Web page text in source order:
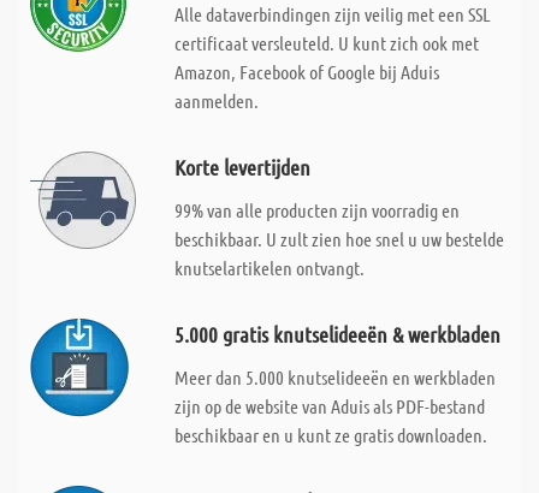
Alle dataverbindingen zijn veilig met een SSL
certificaat versleuteld. U kunt zich ook met
Amazon, Facebook of Google bij Aduis
aanmelden.
Korte levertijden
99% van alle producten zijn voorradig en
beschikbaar. U zult zien hoe snel u uw bestelde
knutselartikelen ontvangt.
5.000 gratis knutselideeën & werkbladen
Meer dan 5.000 knutselideeën en werkbladen
zijn op de website van Aduis als PDF-bestand
beschikbaar en u kunt ze gratis downloaden.